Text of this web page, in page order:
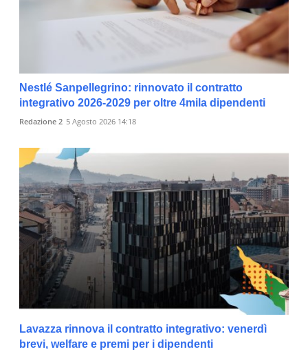
Nestlé Sanpellegrino: rinnovato il contratto
integrativo 2026-2029 per oltre 4mila dipendenti
Redazione 2 5 Agosto 2026 14:18
Lavazza rinnova il contratto integrativo: venerdì
brevi, welfare e premi per i dipendenti